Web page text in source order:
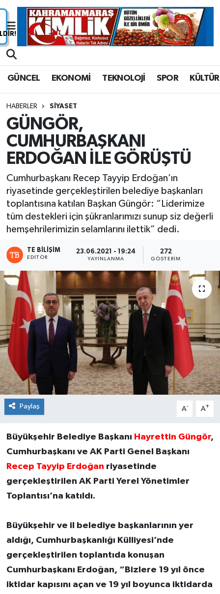
GÜNCEL EKONOMİ TEKNOLOJİ SPOR KÜLTÜR
HABERLER SİYASET
GÜNGÖR,
CUMHURBAŞKANI
ERDOĞAN İLE GÖRÜŞTÜ
Cumhurbaşkanı Recep Tayyip Erdoğan’ın
riyasetinde gerçekleştirilen belediye başkanları
toplantısına katılan Başkan Güngör: “Liderimize
tüm destekleri için şükranlarımızı sunup siz değerli
hemşehrilerimizin selamlarını ilettik” dedi.
TE BILIŞIM
EDITÖR
23.06.2021 - 19:24
YAYINLANMA
272
GÖSTERIM
Paylaş A- A+
Büyükşehir Belediye Başkanı Hayrettin Güngör,
Cumhurbaşkanı ve AK Parti Genel Başkanı
Recep Tayyip Erdoğan riyasetinde
gerçekleştirilen AK Parti Yerel Yönetimler
Toplantısı’na katıldı.
Büyükşehir ve il belediye başkanlarının yer
aldığı, Cumhurbaşkanlığı Külliyesi’nde
gerçekleştirilen toplantıda konuşan
Cumhurbaşkanı Erdoğan, “Bizlere 19 yıl önce
iktidar kapısını açan ve 19 yıl boyunca iktidarda
Nöbetçi Eczaneler
Trafik Durumu
Süper Lig Puan Durumu ve Fikstür
Tüm Manşetler
Son Dakika Haberleri
Haber Arşivi